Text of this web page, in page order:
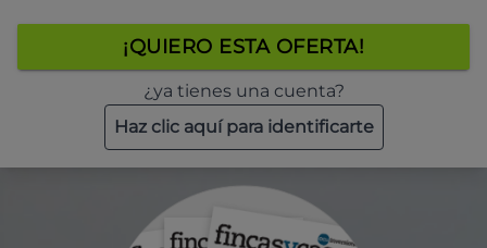
¡QUIERO ESTA OFERTA!
¿ya tienes una cuenta?
Haz clic aquí para identificarte